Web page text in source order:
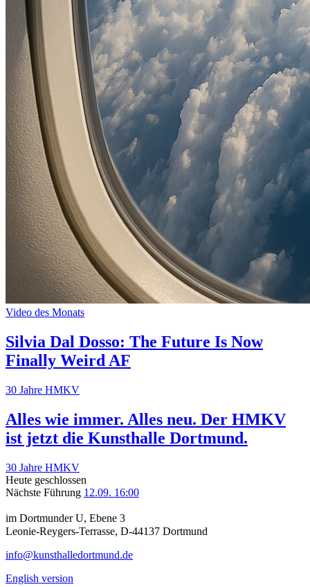
Video des Monats
Silvia Dal Dosso: The Future Is Now
Finally Weird AF
30 Jahre HMKV
Alles wie immer. Alles neu. Der HMKV
ist jetzt die Kunsthalle Dortmund.
30 Jahre HMKV
Heute geschlossen
Nächste Führung 12.09. 16:00
im Dortmunder U, Ebene 3
Leonie-Reygers-Terrasse, D-44137 Dortmund
info@kunsthalledortmund.de
English version